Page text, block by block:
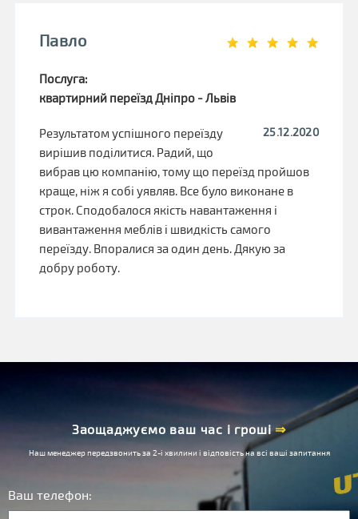
Павло
Послуга:
квартирний переїзд Дніпро - Львів
25.12.2020
Результатом успішного переїзду
вирішив поділитися. Радий, що
вибрав цю компанію, тому що переїзд пройшов
краще, ніж я собі уявляв. Все було виконане в
строк. Сподобалося якість навантаження і
вивантаження меблів і швидкість самого
переїзду. Впоралися за один день. Дякую за
добру роботу.
Заощаджуємо ваш час і гроші⇒
Наш менеджер передзвонить за 2-і хвилини і відповість на всі ваші запитання
Ваш телефон: